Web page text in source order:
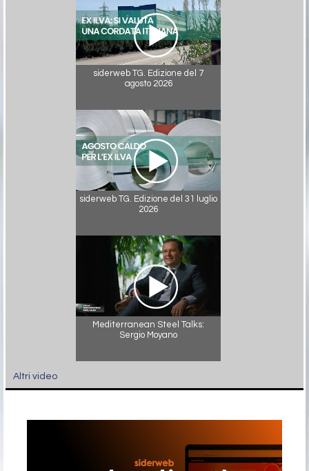
siderweb TG. Edizione del 7
agosto 2026
siderweb TG. Edizione del 31 luglio
2026
Mediterranean Steel Talks:
Sergio Moyano
Altri video